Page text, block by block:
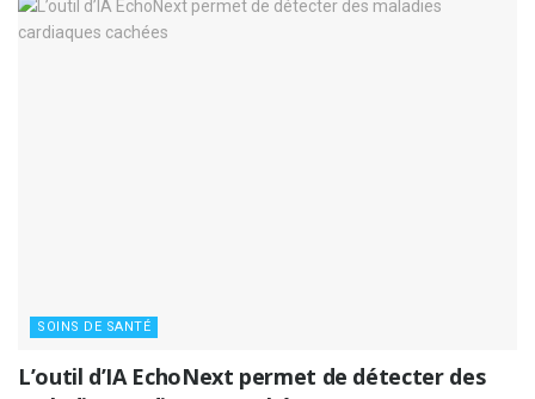
SOINS DE SANTÉ
L’outil d’IA EchoNext permet de détecter des